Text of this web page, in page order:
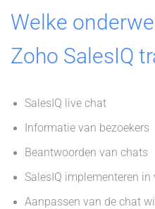
Welke
Zoho SalesIQ
SalesIQ live chat
Informatie van bezoekers
Beantwoorden van chats
SalesIQ implementeren in
Aanpassen van de chat